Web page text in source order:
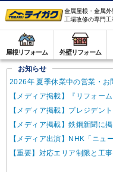
金属屋根・金属
工場改修の専門工
屋根リフォーム 外壁リフォーム
お知らせ
2026年 夏季休業中の営業・お
【メディア掲載】『リフォーム産業新聞』に
【メディア掲載】プレジデントオンラ
【メディア掲載】鉄鋼新聞に掲載
【メディア出演】NHK「ニュース
【重要】対応エリア制限と工